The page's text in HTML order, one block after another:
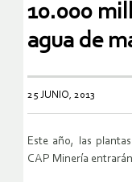
10.000
agua de
25 JUNIO, 2013
Este año, las
CAP Minería